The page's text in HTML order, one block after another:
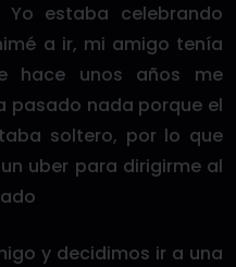
estaba celebrando
a ir, mi amigo tenía
hace unos años me
pasado nada porque el
soltero, por lo que
uber para dirigirme al
y decidimos ir a una